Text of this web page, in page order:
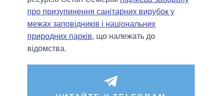
про призупинення санітарних вирубок у
межах заповідників і національних
природних парків, що належать до
відомства.